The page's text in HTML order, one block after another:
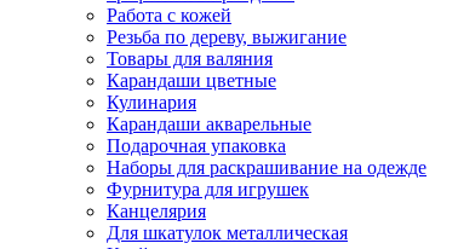
Работа с кожей
Резьба по дереву, выжигание
Товары для валяния
Карандаши цветные
Кулинария
Карандаши акварельные
Подарочная упаковка
Наборы для раскрашивание на одежде
Фурнитура для игрушек
Канцелярия
Для шкатулок металлическая